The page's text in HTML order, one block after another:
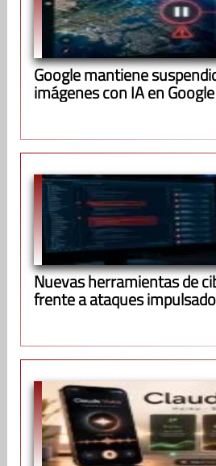
Google mantiene
imágenes con IA en
Nuevas herramientas de
frente a ataques